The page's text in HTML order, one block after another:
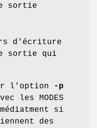
sortie
d'écriture
sortie qui
l'option
-p
les MODES
si
des